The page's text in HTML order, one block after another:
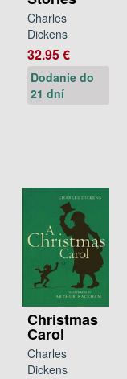
Charles
Dickens
32.95 €
Dodanie do
21 dní
Christmas
Carol
Charles
Dickens